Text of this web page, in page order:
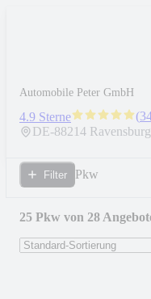
Automobile Peter GmbH
4.9 Sterne (
DE-88214 Ravensburg
Filter Pkw
25 Pkw von 28